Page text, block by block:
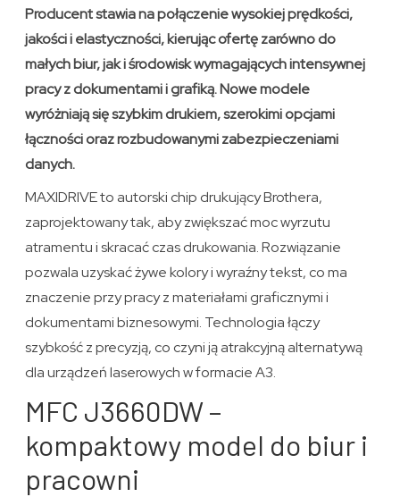
Producent stawia na połączenie wysokiej prędkości,
jakości i elastyczności, kierując ofertę zarówno do
małych biur, jak i środowisk wymagających intensywnej
pracy z dokumentami i grafiką. Nowe modele
wyróżniają się szybkim drukiem, szerokimi opcjami
łączności oraz rozbudowanymi zabezpieczeniami
danych.
MAXIDRIVE to autorski chip drukujący Brothera,
zaprojektowany tak, aby zwiększać moc wyrzutu
atramentu i skracać czas drukowania. Rozwiązanie
pozwala uzyskać żywe kolory i wyraźny tekst, co ma
znaczenie przy pracy z materiałami graficznymi i
dokumentami biznesowymi. Technologia łączy
szybkość z precyzją, co czyni ją atrakcyjną alternatywą
dla urządzeń laserowych w formacie A3.
MFC J3660DW –
kompaktowy model do biur i
pracowni